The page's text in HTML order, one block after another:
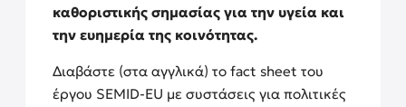
καθοριστικής σημασίας για την υγεία και
την ευημερία της κοινότητας.
Διαβάστε (στα αγγλικά) το fact sheet του
έργου SEMID-EU με συστάσεις για πολιτικές